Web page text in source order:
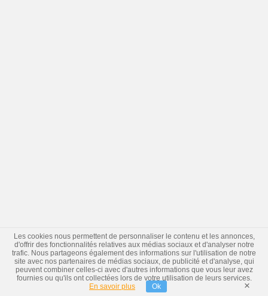
Les cookies nous permettent de personnaliser le contenu et les annonces,
d'offrir des fonctionnalités relatives aux médias sociaux et d'analyser notre
trafic. Nous partageons également des informations sur l'utilisation de notre
site avec nos partenaires de médias sociaux, de publicité et d'analyse, qui
peuvent combiner celles-ci avec d'autres informations que vous leur avez
fournies ou qu'ils ont collectées lors de votre utilisation de leurs services.
En savoir plus
Ok ×